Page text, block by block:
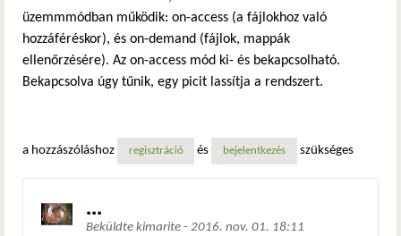
üzemmmódban működik: on-access (a fájlokhoz való
hozzáféréskor), és on-demand (fájlok, mappák
ellenőrzésére). Az on-access mód ki- és bekapcsolható.
Bekapcsolva úgy tűnik, egy picit lassítja a rendszert.
a hozzászóláshoz regisztráció és bejelentkezés szükséges
...
Beküldte kimarite - 2016. nov. 01. 18:11